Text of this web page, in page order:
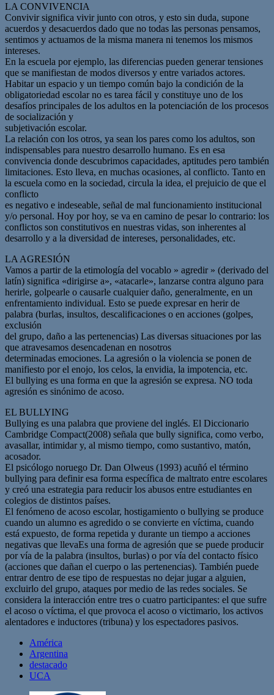
LA CONVIVENCIA
Convivir significa vivir junto con otros, y esto sin duda, supone
acuerdos y desacuerdos dado que no todas las personas pensamos,
sentimos y actuamos de la misma manera ni tenemos los mismos
intereses.
En la escuela por ejemplo, las diferencias pueden generar tensiones
que se manifiestan de modos diversos y entre variados actores.
Habitar un espacio y un tiempo común bajo la condición de la
obligatoriedad escolar no es tarea fácil y constituye uno de los
desafíos principales de los adultos en la potenciación de los procesos
de socialización y
subjetivación escolar.
La relación con los otros, ya sean los pares como los adultos, son
indispensables para nuestro desarrollo humano. Es en esa
convivencia donde descubrimos capacidades, aptitudes pero también
limitaciones. Esto lleva, en muchas ocasiones, al conflicto. Tanto en
la escuela como en la sociedad, circula la idea, el prejuicio de que el
conflicto
es negativo e indeseable, señal de mal funcionamiento institucional
y/o personal. Hoy por hoy, se va en camino de pesar lo contrario: los
conflictos son constitutivos en nuestras vidas, son inherentes al
desarrollo y a la diversidad de intereses, personalidades, etc.
LA AGRESIÓN
Vamos a partir de la etimología del vocablo » agredir » (derivado del
latín) significa «dirigirse a», «atacarle», lanzarse contra alguno para
herirle, golpearle o causarle cualquier daño, generalmente, en un
enfrentamiento individual. Esto se puede expresar en herir de
palabra (burlas, insultos, descalificaciones o en acciones (golpes,
exclusión
del grupo, daño a las pertenencias) Las diversas situaciones por las
que atravesamos desencadenan en nosotros
determinadas emociones. La agresión o la violencia se ponen de
manifiesto por el enojo, los celos, la envidia, la impotencia, etc.
El bullying es una forma en que la agresión se expresa. NO toda
agresión es sinónimo de acoso.
EL BULLYING
Bullying es una palabra que proviene del inglés. El Diccionario
Cambridge Compact(2008) señala que bully significa, como verbo,
avasallar, intimidar y, al mismo tiempo, como sustantivo, matón,
acosador.
El psicólogo noruego Dr. Dan Olweus (1993) acuñó el término
bullying para definir esa forma específica de maltrato entre escolares
y creó una estrategia para reducir los abusos entre estudiantes en
colegios de distintos países.
El fenómeno de acoso escolar, hostigamiento o bullying se produce
cuando un alumno es agredido o se convierte en víctima, cuando
está expuesto, de forma repetida y durante un tiempo a acciones
negativas que llevaEs una forma de agresión que se puede producir
por vía de la palabra (insultos, burlas) o por vía del contacto físico
(acciones que dañan el cuerpo o las pertenencias). También puede
entrar dentro de ese tipo de respuestas no dejar jugar a alguien,
excluirlo del grupo, ataques por medio de las redes sociales. Se
considera la interacción entre tres o cuatro participantes: el que sufre
el acoso o víctima, el que provoca el acoso o victimario, los activos
alentadores e inductores (tribuna) y los espectadores pasivos.
América
Argentina
destacado
UCA